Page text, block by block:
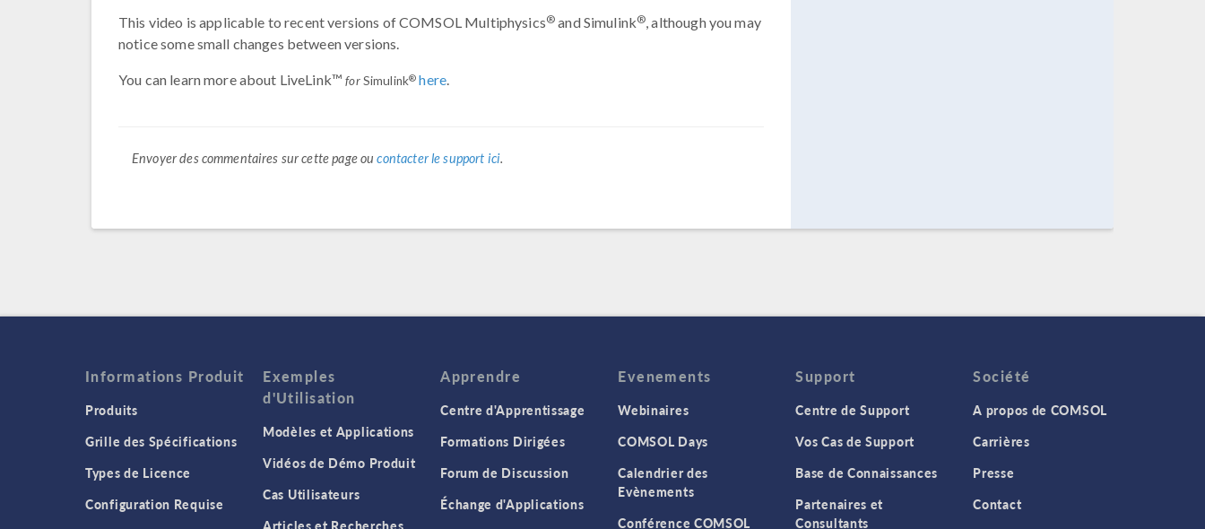
This video is applicable to recent versions of COMSOL Multiphysics® and Simulink®, although you may
notice some small changes between versions.
You can learn more about LiveLink™forSimulink® here.
Envoyer des commentaires sur cette page oucontacter le support ici.
Informations Produit
Produits
Grille des Spécifications
Types de Licence
Configuration Requise
Exemples
d'Utilisation
Modèles et Applications
Vidéos de Démo Produit
Cas Utilisateurs
Apprendre
Centre d'Apprentissage
Formations Dirigées
Forum de Discussion
Échange d'Applications
Evenements
Webinaires
COMSOL Days
Calendrier des
Evènements
Conférence COMSOL
Support
Centre de Support
Vos Cas de Support
Base de Connaissances
Partenaires et
Consultants
Société
A propos de COMSOL
Carrières
Presse
Contact